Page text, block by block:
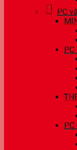
PC
PC
PC